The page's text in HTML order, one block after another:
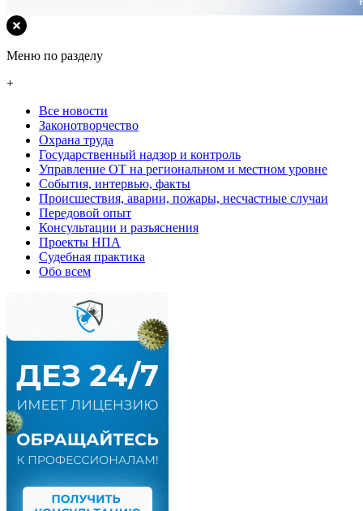
Меню по разделу
+
Все новости
Законотворчество
Охрана труда
Государственный надзор и контроль
Управление ОТ на региональном и местном уровне
События, интервью, факты
Происшествия, аварии, пожары, несчастные случаи
Передовой опыт
Консультации и разъяснения
Проекты НПА
Судебная практика
Обо всем